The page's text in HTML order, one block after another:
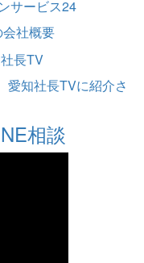
社概要
愛知社長TVに紹介さ